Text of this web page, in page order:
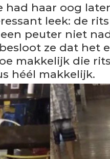
had haar oog
leek: de
peuter niet
ze dat het
makkelijk die
héél makkelijk.